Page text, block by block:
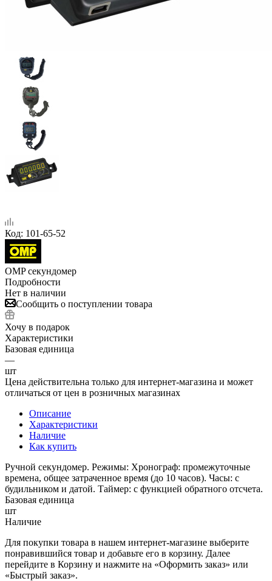
Код: 101-65-52
OMP секундомер
Подробности
Нет в наличии
Сообщить о поступлении товара
Хочу в подарок
Характеристики
Базовая единица
—
шт
Цена действительна только для интернет-магазина и может
отличаться от цен в розничных магазинах
Описание
Характеристики
Наличие
Как купить
Ручной секундомер. Режимы: Хронограф: промежуточные
времена, общее затраченное время (до 10 часов). Часы: с
будильником и датой. Таймер: с функцией обратного отсчета.
Базовая единица
шт
Наличие
Для покупки товара в нашем интернет-магазине выберите
понравившийся товар и добавьте его в корзину. Далее
перейдите в Корзину и нажмите на «Оформить заказ» или
«Быстрый заказ».